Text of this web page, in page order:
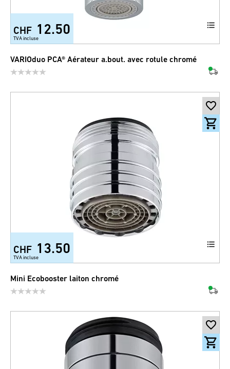
CHF 12.50
TVA incluse
VARIOduo PCA® Aérateur a.bout. avec rotule chromé
CHF 13.50
TVA incluse
Mini Ecobooster laiton chromé